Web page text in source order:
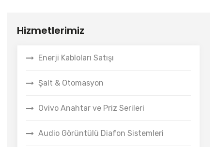
Hizmetlerimiz
Enerji Kabloları Satışı
Şalt & Otomasyon
Ovivo Anahtar ve Priz Serileri
Audio Görüntülü Diafon Sistemleri